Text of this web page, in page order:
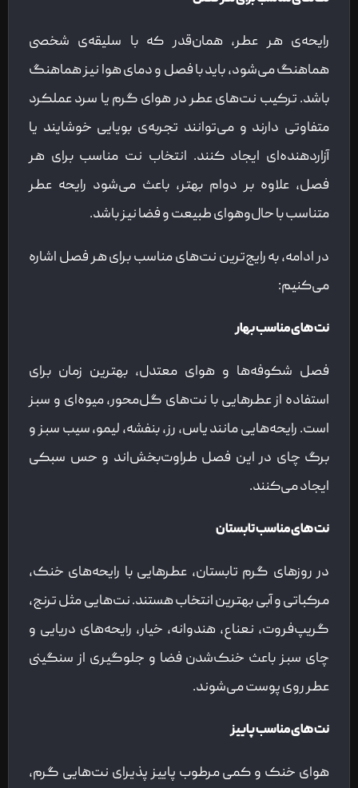
رایحه‌ی هر عطر، همان‌قدر که با سلیقه‌ی شخصی
هماهنگ می‌شود، باید با فصل و دمای هوا نیز هماهنگ
باشد. ترکیب نت‌های عطر در هوای گرم یا سرد عملکرد
متفاوتی دارند و می‌توانند تجربه‌ی بویایی خوشایند یا
آزاردهنده‌ای ایجاد کنند. انتخاب نت مناسب برای هر
فصل، علاوه‌ بر دوام بهتر، باعث می‌شود رایحه عطر
متناسب با حال‌وهوای طبیعت و فضا نیز باشد.
در ادامه، به رایج‌ترین نت‌های مناسب برای هر فصل اشاره
می‌کنیم:
نت های مناسب بهار
فصل شکوفه‌ها و هوای معتدل، بهترین زمان برای
استفاده از عطرهایی با نت‌های گل‌محور، میوه‌ای و سبز
است. رایحه‌هایی مانند یاس، رز، بنفشه، لیمو، سیب سبز و
برگ چای در این فصل طراوت‌بخش‌اند و حس سبکی
ایجاد می‌کنند.
نت های مناسب تابستان
در روزهای گرم تابستان، عطرهایی با رایحه‌های خنک،
مرکباتی و آبی بهترین انتخاب هستند. نت‌هایی مثل ترنج،
گریپ‌فروت، نعناع، هندوانه، خیار، رایحه‌های دریایی و
چای سبز باعث خنک‌شدن فضا و جلوگیری از سنگینی
عطر روی پوست می‌شوند.
نت های مناسب پاییز
هوای خنک و کمی مرطوب پاییز پذیرای نت‌هایی گرم،